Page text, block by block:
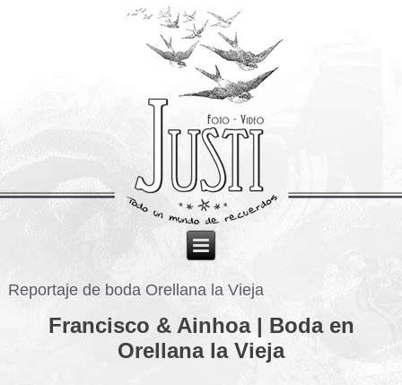
Reportaje de boda Orellana la Vieja
Francisco & Ainhoa | Boda en
Orellana la Vieja